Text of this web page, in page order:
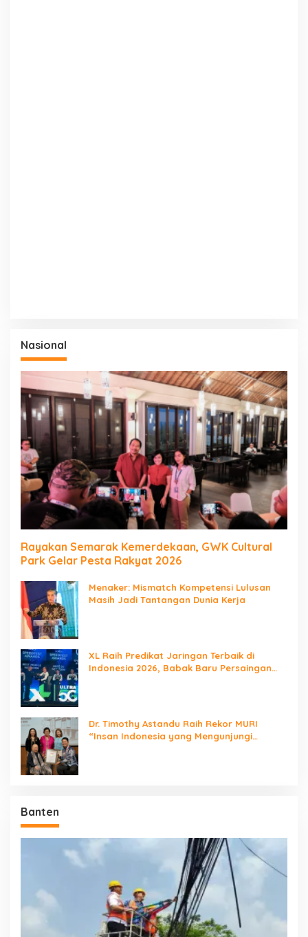
Nasional
Rayakan Semarak Kemerdekaan, GWK Cultural
Park Gelar Pesta Rakyat 2026
Menaker: Mismatch Kompetensi Lulusan
Masih Jadi Tantangan Dunia Kerja
XL Raih Predikat Jaringan Terbaik di
Indonesia 2026, Babak Baru Persaingan
Dr. Timothy Astandu Raih Rekor MURI
“Insan Indonesia yang Mengunjungi
Banten